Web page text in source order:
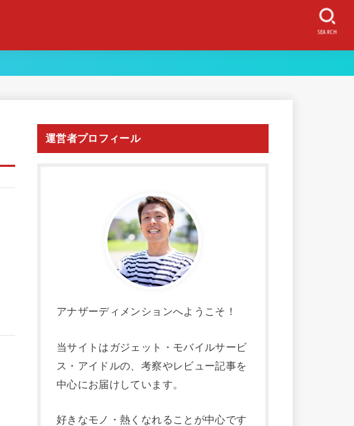
SEARCH
運営者プロフィール
アナザーディメンションへようこそ！
当サイトはガジェット・モバイルサービ
ス・アイドルの、考察やレビュー記事を
中心にお届けしています。
好きなモノ・熱くなれることが中心です